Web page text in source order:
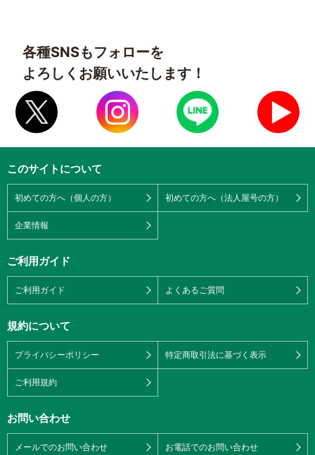
各種SNSもフォローを
よろしくお願いいたします！
このサイトについて
初めての方へ（個人の方） 初めての方へ（法人屋号の方）
企業情報
ご利用ガイド
ご利用ガイド よくあるご質問
規約について
プライバシーポリシー 特定商取引法に基づく表示
ご利用規約
お問い合わせ
メールでのお問い合わせ お電話でのお問い合わせ